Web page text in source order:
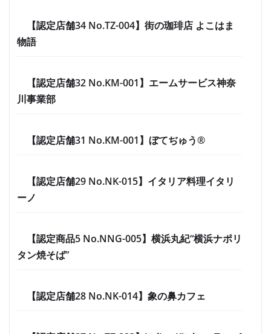
【認定店舗34 No.TZ-004】街の珈琲店 よこはま
物語
【認定店舗32 No.KM-001】エームサービス神奈
川事業部
【認定店舗31 No.KM-001】ぼてぢゅう®
【認定店舗29 No.NK-015】イタリア料理イタリ
ーノ
【認定商品5 No.NNG-005】横浜丸紀“横浜ナポリ
タン焼そば”
【認定店舗28 No.NK-014】象の鼻カフェ